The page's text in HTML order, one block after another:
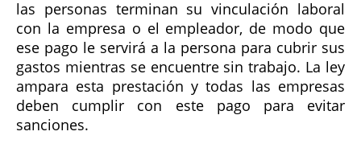
las personas terminan su vinculación laboral
con la empresa o el empleador, de modo que
ese pago le servirá a la persona para cubrir sus
gastos mientras se encuentre sin trabajo. La ley
ampara esta prestación y todas las empresas
deben cumplir con este pago para evitar
sanciones.